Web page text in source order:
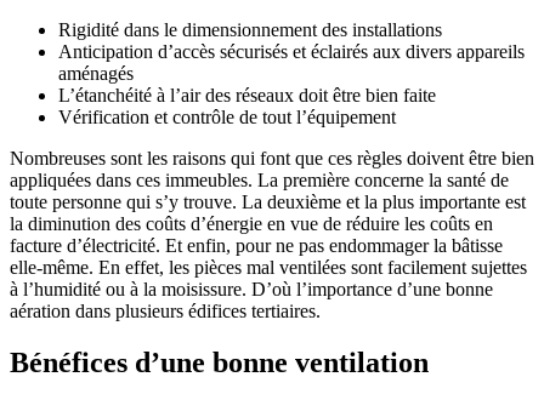
Rigidité dans le dimensionnement des installations
Anticipation d’accès sécurisés et éclairés aux divers appareils
aménagés
L’étanchéité à l’air des réseaux doit être bien faite
Vérification et contrôle de tout l’équipement
Nombreuses sont les raisons qui font que ces règles doivent être bien
appliquées dans ces immeubles. La première concerne la santé de
toute personne qui s’y trouve. La deuxième et la plus importante est
la diminution des coûts d’énergie en vue de réduire les coûts en
facture d’électricité. Et enfin, pour ne pas endommager la bâtisse
elle-même. En effet, les pièces mal ventilées sont facilement sujettes
à l’humidité ou à la moisissure. D’où l’importance d’une bonne
aération dans plusieurs édifices tertiaires.
Bénéfices d’une bonne ventilation